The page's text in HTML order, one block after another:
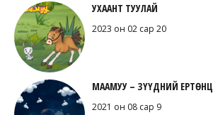
УХААНТ ТУУЛАЙ
2023 он 02 сар 20
МААМУУ – ЗҮҮДНИЙ ЕРТӨНЦ
2021 он 08 сар 9